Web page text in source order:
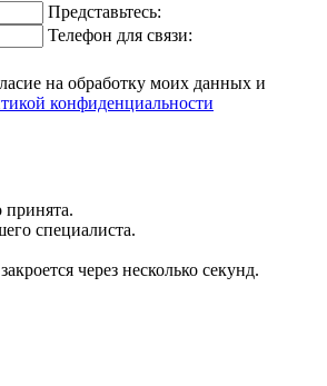
Представьтесь:
Телефон для связи:
на обработку моих данных и
конфиденциальности
принята.
специалиста.
через несколько секунд.